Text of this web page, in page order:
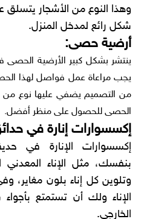
وهذا النوع من الأشجار يتسلق
شكل رائع لمدخل المنزل.
أرضية حصى:
ينتشر بشكل كبير الأرضية الحصى
يجب مراعاة عمل فواصل لهذا
من التصميم يضفي عليها نوع من
الحصى للحصول على منظر أفضل.
إكسسوارات إنارة في
إكسسوارات الإنارة في
بنفسك، مثل الإناء
وتلوين كل إناء بلون مغاير،
الإناء ولك أن تستمتع
الخارجي.